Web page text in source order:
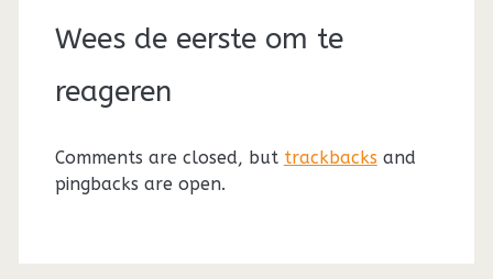
Wees de eerste om te
reageren
Comments are closed, but trackbacks and
pingbacks are open.